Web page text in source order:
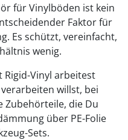
für Vinylböden ist kein
Faktor für
Es schützt, vereinfacht,
wenig.
Rigid-Vinyl arbeitest
willst, bei
Zubehörteile, die Du
über PE-Folie
Sets.